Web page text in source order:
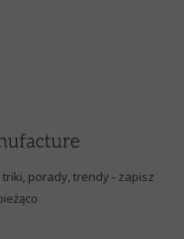
porady, trendy - zapisz